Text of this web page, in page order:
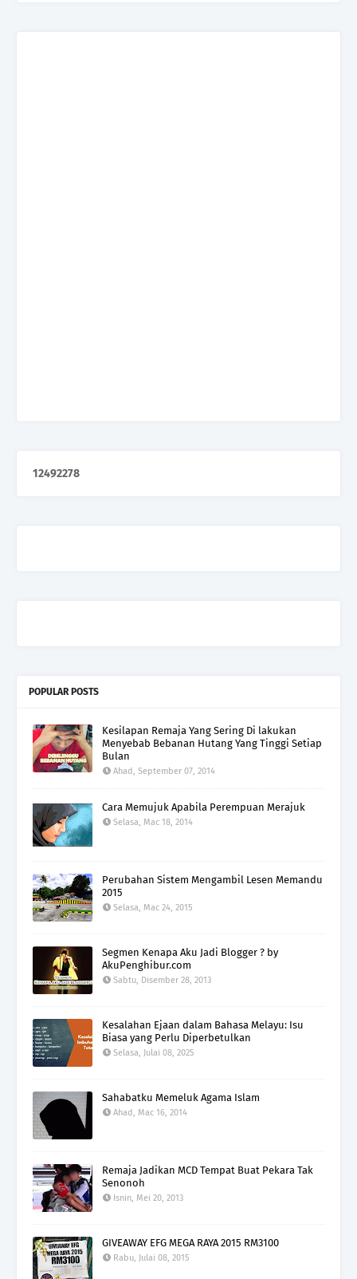
12492278
POPULAR POSTS
Kesilapan Remaja Yang Sering Di lakukan
Menyebab Bebanan Hutang Yang Tinggi Setiap
Bulan
Ahad, September 07, 2014
Cara Memujuk Apabila Perempuan Merajuk
Selasa, Mac 18, 2014
Perubahan Sistem Mengambil Lesen Memandu
2015
Selasa, Mac 24, 2015
Segmen Kenapa Aku Jadi Blogger ? by
AkuPenghibur.com
Sabtu, Disember 28, 2013
Kesalahan Ejaan dalam Bahasa Melayu: Isu
Biasa yang Perlu Diperbetulkan
Selasa, Julai 08, 2025
Sahabatku Memeluk Agama Islam
Ahad, Mac 16, 2014
Remaja Jadikan MCD Tempat Buat Pekara Tak
Senonoh
Isnin, Mei 20, 2013
GIVEAWAY EFG MEGA RAYA 2015 RM3100
Rabu, Julai 08, 2015